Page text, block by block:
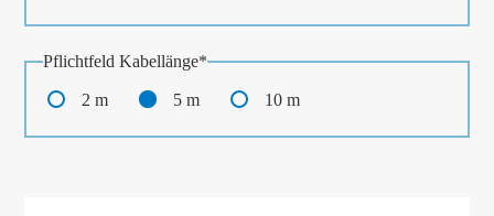
PflichtfeldKabellänge*
2 m 5 m 10 m